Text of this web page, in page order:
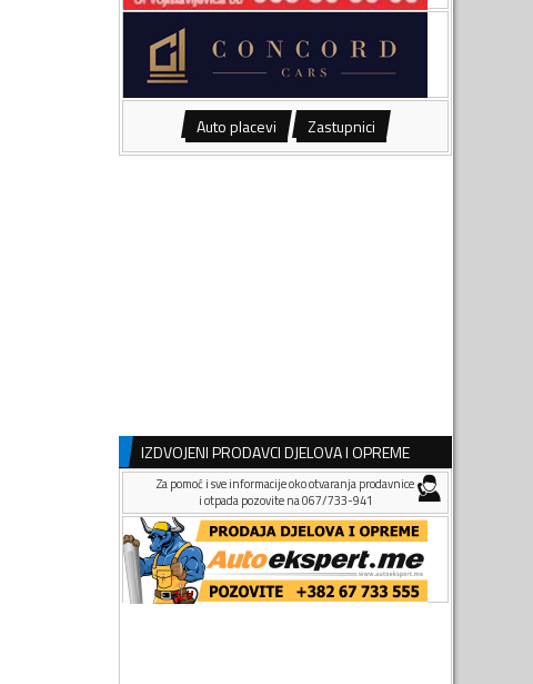
Auto placevi Zastupnici
IZDVOJENI PRODAVCI DJELOVA I OPREME
Za pomoć i sve informacije oko otvaranja prodavnice
i otpada pozovite na 067/733-941